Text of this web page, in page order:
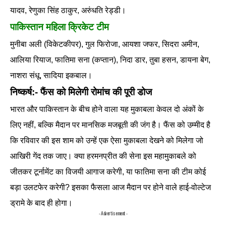
यादव, रेणुका सिंह ठाकुर, अरुंधति रेड्डी।
पाकिस्तान महिला क्रिकेट टीम
मुनीबा अली (विकेटकीपर), गुल फिरोजा, आयशा जफर, सिदरा अमीन,
आलिया रियाज, फातिमा सना (कप्तान), निदा डार, तुबा हसन, डायना बेग,
नाशरा संधू, सादिया इकबाल।
निष्कर्ष:- फैंस को मिलेगी रोमांच की पूरी डोज
भारत और पाकिस्तान के बीच होने वाला यह मुकाबला केवल दो अंकों के
लिए नहीं, बल्कि मैदान पर मानसिक मजबूती की जंग है। फैंस को उम्मीद है
कि रविवार की इस शाम को उन्हें एक ऐसा मुकाबला देखने को मिलेगा जो
आखिरी गेंद तक जाए। क्या हरमनप्रीत की सेना इस महामुकाबले को
जीतकर टूर्नामेंट का विजयी आगाज करेगी, या फातिमा सना की टीम कोई
बड़ा उलटफेर करेगी? इसका फैसला आज मैदान पर होने वाले हाई-वोल्टेज
ड्रामे के बाद ही होगा।
- Advertisement -